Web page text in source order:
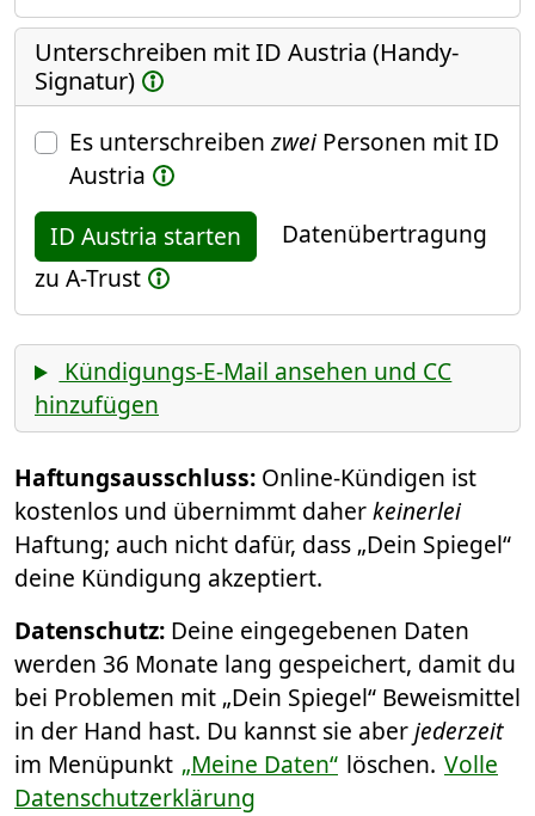
Unterschreiben mit ID Austria (Handy-
Signatur)
Es unterschreibenzweiPersonen mit ID
Austria
ID Austria starten
Datenübertragung
zu A-Trust
Kündigungs-E-Mail ansehen und CC
hinzufügen
Haftungsausschluss: Online-Kündigen ist
kostenlos und übernimmt daherkeinerlei
Haftung; auch nicht dafür, dass „Dein Spiegel“
deine Kündigung akzeptiert.
Datenschutz: Deine eingegebenen Daten
werden 36 Monate lang gespeichert, damit du
bei Problemen mit „Dein Spiegel“ Beweismittel
in der Hand hast. Du kannst sie aberjederzeit
im Menüpunkt „Meine Daten“ löschen. Volle
Datenschutzerklärung